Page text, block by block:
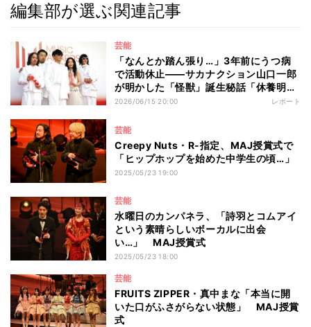
編集部が選ぶ関連記事
芸能
「なんとか踏ん張り…」3年前にうつ病
で活動休止――サカナクション山口一郎
が明かした「怪獣」誕生秘話「休養明け
から…」
2026/06/15 20:00 レポート
芸能
Creepy Nuts・R-指定、MAJ授賞式で
「ヒップホップを始めた中学生の頃…」
2025/05/23 19:00
芸能
水曜日のカンパネラ、「詩羽とコムアイ
という素晴らしいボーカルに出会
い…」 MAJ授賞式
2025/05/23 18:00
芸能
FRUITS ZIPPER・真中まな「本当に開
いた口がふさがらない状態」 MAJ授賞
式